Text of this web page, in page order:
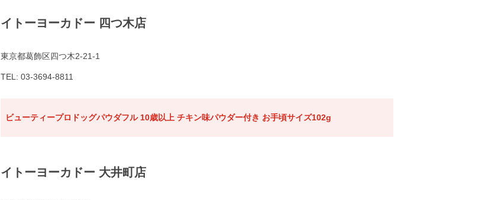
イトーヨーカドー 四つ木店
東京都葛飾区四つ木2-21-1
TEL: 03-3694-8811
ビューティープロドッグパウダフル 10歳以上 チキン味パウダー付き お手頃サイズ102g
イトーヨーカドー 大井町店